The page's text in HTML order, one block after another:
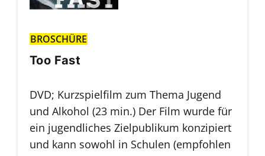
BROSCHÜRE
Too Fast
DVD; Kurzspielfilm zum Thema Jugend
und Alkohol (23 min.) Der Film wurde für
ein jugendliches Zielpublikum konzipiert
und kann sowohl in Schulen (empfohlen